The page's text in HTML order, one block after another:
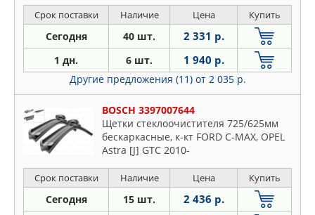
HDi/1.6/1.6 HDi/1.6 VTS 03-, C3 1.1 i
Срок поставки Наличие Цена Купить
Сегодня 40 шт. 2 331 р.
1 дн. 6 шт. 1 940 р.
Другие предложения (11) от 2 035 р.
BOSCH 3397007644
Щетки стеклоочистителя 725/625мм
бескаркасные, к-кт FORD C-MAX, OPEL
Astra [J] GTC 2010-
Срок поставки Наличие Цена Купить
Сегодня 15 шт. 2 436 р.